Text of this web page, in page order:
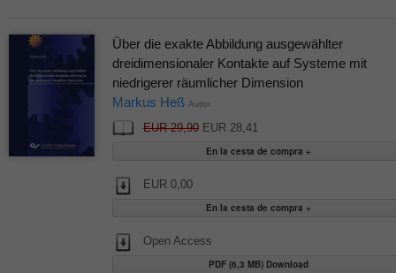
Über die exakte Abbildung ausgewählter
dreidimensionaler Kontakte auf Systeme mit
niedrigerer räumlicher Dimension
Markus Heß Autor
EUR 29,90EUR 28,41
EUR 0,00
Open Access
PDF (6,3 MB) Download